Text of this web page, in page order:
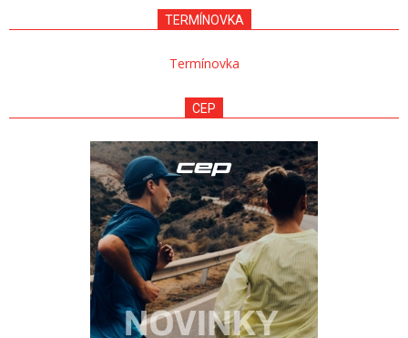
TERMÍNOVKA
Termínovka
CEP